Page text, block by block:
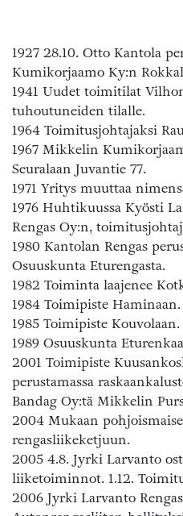
1927 28.10. Otto Kantola
Kumikorjaamo Ky:n
1941 Uudet toimitilat
tuhoutuneiden tilalle.
1964 Toimitusjohtajaksi
1967 Mikkelin
Seuralaan Juvantie 77.
1971 Yritys muuttaa
1976 Huhtikuussa Kyösti
Rengas Oy:n,
1980 Kantolan Rengas
Osuuskunta Eturengasta.
1982 Toiminta laajenee
1984 Toimipiste Haminaan.
1985 Toimipiste Kouvolaan.
1989 Osuuskunta
2001 Toimipiste
perustamassa
Bandag Oy:tä Mikkelin
2004 Mukaan
rengasliikeketjuun.
2005 4.8. Jyrki Larvanto
liiketoiminnot. 1.12.
2006 Jyrki Larvanto